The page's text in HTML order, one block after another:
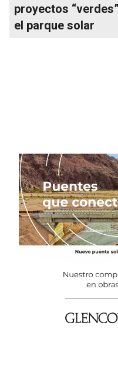
proyectos
el parque solar